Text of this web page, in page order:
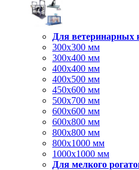
Для ветеринарных
300х300 мм
300х400 мм
400х400 мм
400х500 мм
450х600 мм
500х700 мм
600х600 мм
600х800 мм
800х800 мм
800х1000 мм
1000х1000 мм
Для мелкого